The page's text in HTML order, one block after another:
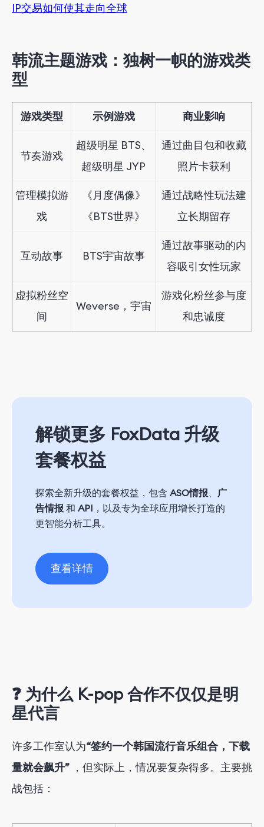
IP交易如何使其走向全球
韩流主题游戏：独树一帜的游戏类
型
游戏类型 示例游戏 商业影响
节奏游戏
超级明星 BTS、
超级明星 JYP
通过曲目包和收藏
照片卡获利
管理模拟游
戏
《月度偶像》
《BTS世界》
通过战略性玩法建
立长期留存
互动故事 BTS宇宙故事
通过故事驱动的内
容吸引女性玩家
虚拟粉丝空
间
Weverse，宇宙
游戏化粉丝参与度
和忠诚度
解锁更多 FoxData 升级
套餐权益
探索全新升级的套餐权益，包含 ASO情报
广
告情报 和 API ，以及专为全球应用增长打造的
更智能分析工具。
查看详情
❓ 为什么 K-pop 合作不仅仅是明
星代言
许多工作室认为“签约一个韩国流行音乐组合，下载
量就会飙升” ，但实际上，情况要复杂得多。主要挑
战包括：